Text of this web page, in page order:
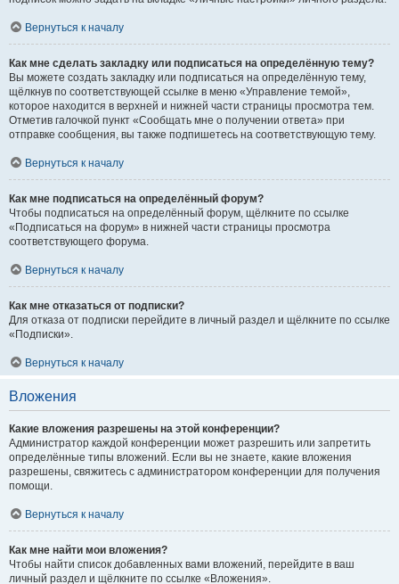
Вернуться к началу
Как мне сделать закладку или подписаться на определённую тему?
Вы можете создать закладку или подписаться на определённую тему,
щёлкнув по соответствующей ссылке в меню «Управление темой»,
которое находится в верхней и нижней части страницы просмотра тем.
Отметив галочкой пункт «Сообщать мне о получении ответа» при
отправке сообщения, вы также подпишетесь на соответствующую тему.
Вернуться к началу
Как мне подписаться на определённый форум?
Чтобы подписаться на определённый форум, щёлкните по ссылке
«Подписаться на форум» в нижней части страницы просмотра
соответствующего форума.
Вернуться к началу
Как мне отказаться от подписки?
Для отказа от подписки перейдите в личный раздел и щёлкните по ссылке
«Подписки».
Вернуться к началу
Вложения
Какие вложения разрешены на этой конференции?
Администратор каждой конференции может разрешить или запретить
определённые типы вложений. Если вы не знаете, какие вложения
разрешены, свяжитесь с администратором конференции для получения
помощи.
Вернуться к началу
Как мне найти мои вложения?
Чтобы найти список добавленных вами вложений, перейдите в ваш
личный раздел и щёлкните по ссылке «Вложения».